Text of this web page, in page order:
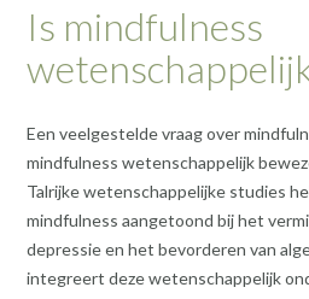
Is mindfulness
Een veelgestelde vraag over
mindfulness wetenschappelijk
Talrijke wetenschappelijke studies
mindfulness aangetoond bij het
depressie en het bevorderen van
integreert deze wetenschappelijk